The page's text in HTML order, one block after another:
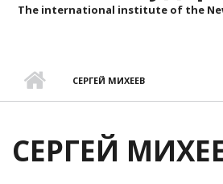
The international institute of the
СЕРГЕЙ МИХЕЕВ
СЕРГЕЙ